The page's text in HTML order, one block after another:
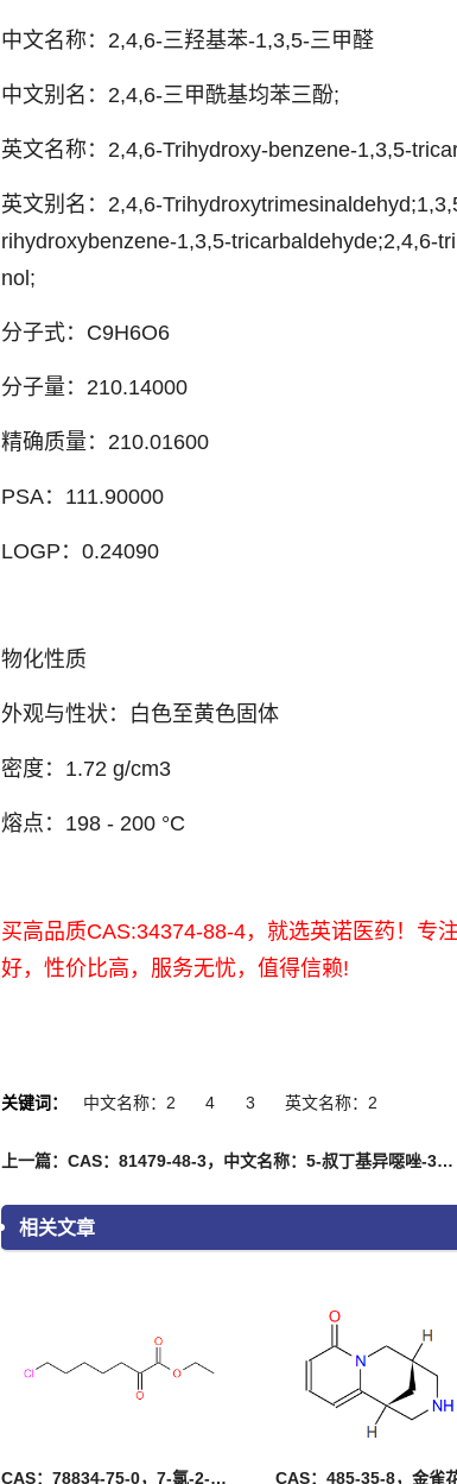
中文名称：2,4,6-三羟基苯-1,3,5-三甲醛
中文别名：2,4,6-三甲酰基均苯三酚;
英文名称：2,4,6-Trihydroxy-benzene-1,3,5-
英文别名：2,4,6-
rihydroxybenzene-1,3,5-tricarbaldehyde;2,4,6-
nol;
分子式：C9H6O6
分子量：210.14000
精确质量：210.01600
PSA：111.90000
LOGP：0.24090
物化性质
外观与性状：白色至黄色固体
密度：1.72 g/cm3
熔点：198 - 200 °C
买高品质CAS:34374-88-4，就选英诺医药！专
好，性价比高，服务无忧，值得信赖!
关键词： 中文名称：2 4 3 英文名称：2
上一篇：CAS：81479-48-3，中文名称：5-叔丁基异噁唑-3-基氨基甲酸苯酯 ，英文名称：Phenyl 5-tert-butylisoxazol-3-ylcarbamate
相关文章
CAS：78834-75-0，7-氯-2-氧代庚酸乙酯 CAS：485-35-8，金雀